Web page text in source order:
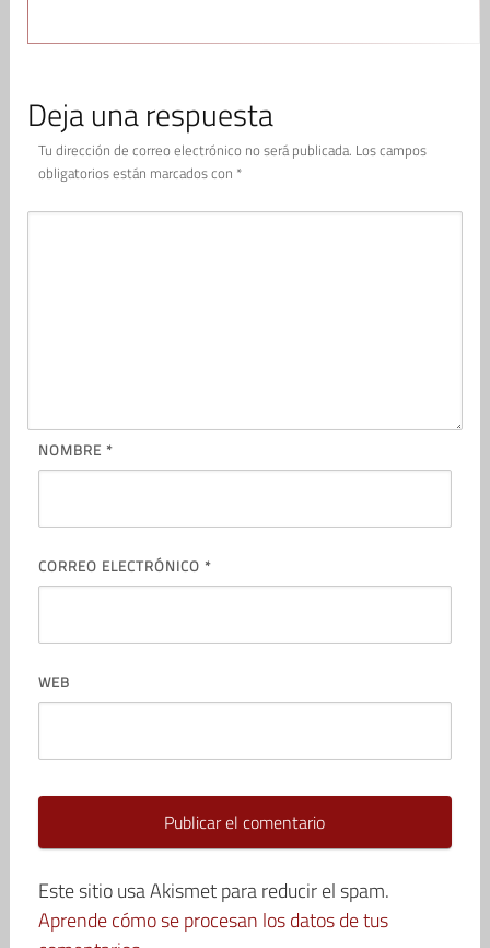
Deja una respuesta
Tu dirección de correo electrónico no será publicada. Los campos
obligatorios están marcados con *
NOMBRE *
CORREO ELECTRÓNICO *
WEB
Este sitio usa Akismet para reducir el spam.
Aprende cómo se procesan los datos de tus